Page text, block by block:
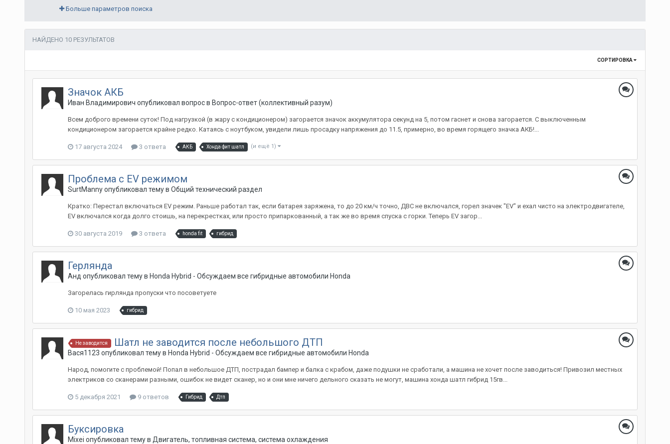
Больше параметров поиска
НАЙДЕНО 10 РЕЗУЛЬТАТОВ
СОРТИРОВКА
Значок АКБ
Иван Владимирович опубликовал вопрос в Вопрос-ответ (коллективный разум)
Всем доброго времени суток! Под нагрузкой (в жару с кондиционером) загорается значок аккумулятора секунд на 5, потом гаснет и снова загорается. С выключенным
кондиционером загорается крайне редко. Катаясь с ноутбуком, увидели лишь просадку напряжения до 11.5, примерно, во время горящего значка АКБ!...
17 августа 2024 3 ответа АКБ Хонда фит шатл (и ещё 1)
Проблема с EV режимом
SurtMannyопубликовал тему в Общий технический раздел
Кратко: Перестал включаться EV режим. Раньше работал так, если батарея заряжена, то до 20 км/ч точно, ДВС не включался, горел значек "EV" и ехал чисто на электродвигателе,
EV включался когда долго стоишь, на перекрестках, или просто припаркованный, а так же во время спуска с горки. Теперь EV загор...
30 августа 2019 3 ответа honda fit гибрид
Герлянда
Анд опубликовал тему в Honda Hybrid - Обсуждаем все гибридные автомобили Honda
Загорелась гирлянда пропуски что посоветуете
10 мая 2023 гибрид
Не заводится Шатл не заводится после небольшого ДТП
Вася1123 опубликовал тему в Honda Hybrid - Обсуждаем все гибридные автомобили Honda
Народ, помогите с проблемой! Попал в небольшое ДТП, пострадал бампер и балка с крабом, даже подушки не сработали, а машина не хочет после заводиться! Привозил местных
электриков со сканерами разными, ошибок не видет сканер, но и они мне ничего дельного сказать не могут, машина хонда шатл гибрид 15гв...
5 декабря 2021 9 ответов Гибрид Дтп
Буксировка
Mixei опубликовал тему в Двигатель, топливная система, система охлаждения